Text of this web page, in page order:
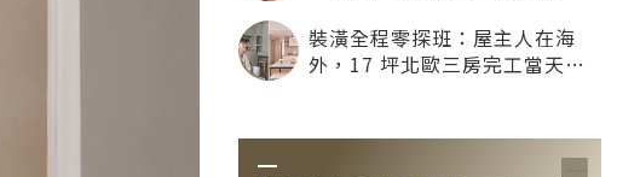
裝潢全程零探班：屋主人在海
外，17 坪北歐三房完工當天才